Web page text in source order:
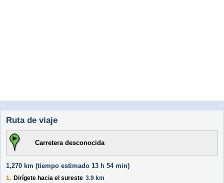
Ruta de viaje
Carretera desconocida
1,270 km (tiempo estimado 13 h 54 min)
1. Dirígete hacia el sureste 3.9 km